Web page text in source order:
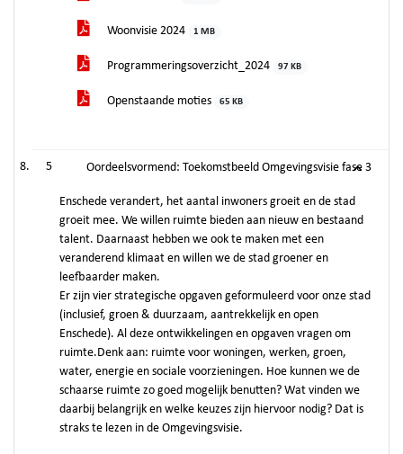
Woonvisie 2024 1 MB
Programmeringsoverzicht_2024 97 KB
Openstaande moties 65 KB
5 Oordeelsvormend: Toekomstbeeld Omgevingsvisie fase 3
Enschede verandert, het aantal inwoners groeit en de stad
groeit mee. We willen ruimte bieden aan nieuw en bestaand
talent. Daarnaast hebben we ook te maken met een
veranderend klimaat en willen we de stad groener en
leefbaarder maken.
Er zijn vier strategische opgaven geformuleerd voor onze stad
(inclusief, groen & duurzaam, aantrekkelijk en open
Enschede). Al deze ontwikkelingen en opgaven vragen om
ruimte.Denk aan: ruimte voor woningen, werken, groen,
water, energie en sociale voorzieningen. Hoe kunnen we de
schaarse ruimte zo goed mogelijk benutten? Wat vinden we
daarbij belangrijk en welke keuzes zijn hiervoor nodig? Dat is
straks te lezen in de Omgevingsvisie.